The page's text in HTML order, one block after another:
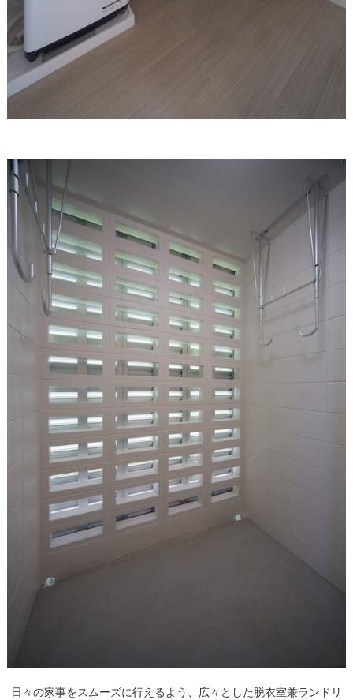
日々の家事をスムーズに行えるよう、広々とした脱衣室兼ランドリ